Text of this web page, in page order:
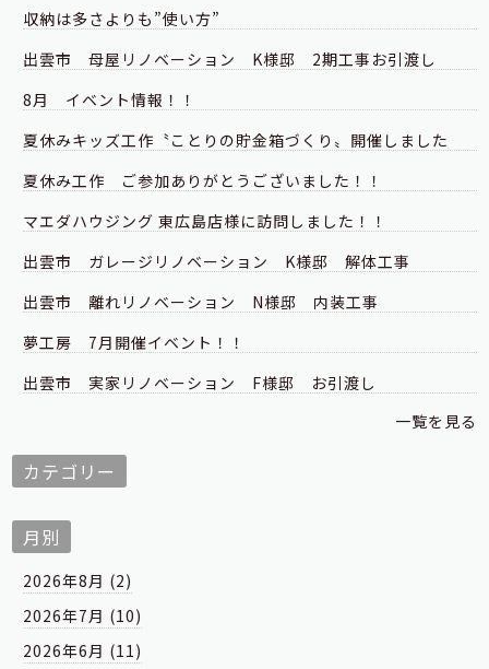
収納は多さよりも”使い方”
出雲市 母屋リノベーション K様邸 2期工事お引渡し
8月 イベント情報！！
夏休みキッズ工作〝ことりの貯金箱づくり〟開催しました
夏休み工作 ご参加ありがとうございました！！
マエダハウジング 東広島店様に訪問しました！！
出雲市 ガレージリノベーション K様邸 解体工事
出雲市 離れリノベーション N様邸 内装工事
夢工房 7月開催イベント！！
出雲市 実家リノベーション F様邸 お引渡し
一覧を見る
カテゴリー
月別
2026年8月 (2)
2026年7月 (10)
2026年6月 (11)